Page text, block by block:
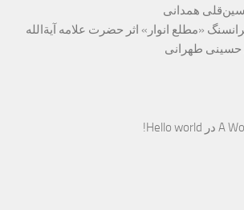
همدانی
«مطلع انوار» اثر حضرت علامه آیة‌الله
طهرانی
A در Hello world!